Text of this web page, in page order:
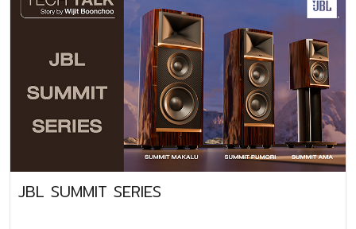
ระบบซิสเต็มลำโพงหลัก มิฉะนั้นมันจะทำให้เรารู้สึกว่า จุดที่ความถี่
ต่ำตกกระทบเป็น “ระดับเสียงดังมากกว่าลำโพงหลัก” นั้น เป็นตัว
ต้นเหตุทำให้รบกวนความถี่อื่นให้จมหายไป ในกรณีลำ
โพงซับวูฟเฟอร์ ที่มีการยิงเสียงสองทิศทางไปด้านซ้าย-ขวา
หรือซับวูฟเฟอร์ที่ยิงเสียงลงพื้น (down firing) จะทำให้เซ็ต
เสียงได้กลมกลืนง่ายกว่า ตู้ซับแบบยิงมาด้านหน้าโดยตรง อีก
ทั้งจะทำให้เสียงต่ำกินบริเวณกว้างลึกได้มากยิ่งขึ้น
เนื่องจากจุดประสงค์ในการเซ็ตอัพ ซับวูฟเฟอร์ ก็คือทำอย่างไร
ก็ได้ ให้เพิ่มปริมาณ และคุณภาพความถี่ต่ำ “กลมกลืน” ใน
ปริมาณที่ “พอดี” หรือมีสเกลสัดส่วนย่านความถี่ต่ำ
ใกล้เคียงกับความถี่กลางแหลมของลำโพงเมนหลัก ซ้าย ขวา
ลำโพง 2 ตู้ ก็ยังรู้สึกด้อยกว่าเสียงกลางแหลม ไม่สามารถที่จะ
เซ็ตอัพให้ได้คุณภาพเสียงต่ำที่สมบูรณ์ได้ คำตอบก็อาจจะต้องมา
อยู่ที่การเสริม Sub-Woofer ครับ ช่วงปี 2542 ผมได้
ให้คำปรึกษาด้านระบบเสียงให้ท่านผู้ใหญ่ท่านหนึ่ง ซึ่งชีวิตส่วนตัว
ท่าน เป็นคนเล่นเครื่องเสียง ในแบบอนาล็อก ฟังเพลง Classical
ที่บรรเลงด้วยวงออเคสตร้าเป็นหลัก ที่สุดท่านได้
ตัดสินใจซื้อลำโพงรุ่นท็อป ตู้ขนาดสูงท่วมบ้าน ขนาดวูฟเฟอร์ 12
นิ้ว สองตัวต่อตู้ มาฟังเพลงที่ชื่นชอบ แต่ก็ปรารภกับผมตลอดว่า
เสียงของกีต้าร์เบส ดับเบิ้ลเบส กลองทิมปานี ขาดน้ำหนัก
เบาบางไป ถ้าฟังในระดับเบาๆ แบบแบ็คกราวนด์มิวสิ
JBL SUMMIT SERIES